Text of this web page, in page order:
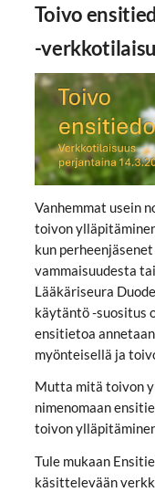
Toivo
-
Vanhemmat usein
toivon
kun
vammaisuudesta
Lääkäriseura
käytäntö -suositus
ensitietoa
myönteisellä ja
Mutta mitä toivon
nimenomaan
toivon
Tule mukaan
käsittelevään